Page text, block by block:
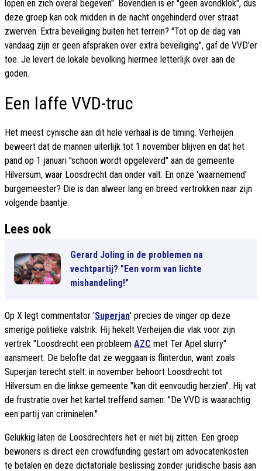
lopen en zich overal begeven". Bovendien is er "geen avondklok", dus
deze groep kan ook midden in de nacht ongehinderd over straat
zwerven. Extra beveiliging buiten het terrein? "Tot op de dag van
vandaag zijn er geen afspraken over extra beveiliging", gaf de VVD'er
toe. Je levert de lokale bevolking hiermee letterlijk over aan de
goden.
Een laffe VVD-truc
Het meest cynische aan dit hele verhaal is de timing. Verheijen
beweert dat de mannen uiterlijk tot 1 november blijven en dat het
pand op 1 januari "schoon wordt opgeleverd" aan de gemeente
Hilversum, waar Loosdrecht dan onder valt. En onze 'waarnemend'
burgemeester? Die is dan alweer lang en breed vertrokken naar zijn
volgende baantje.
Lees ook
Gerard Joling in de problemen na
vechtpartij? "Een vorm van lichte
mishandeling!"
Op X legt commentator 'Superjan' precies de vinger op deze
smerige politieke valstrik. Hij hekelt Verheijen die vlak voor zijn
vertrek "Loosdrecht een probleem AZC met Ter Apel slurry"
aansmeert. De belofte dat ze weggaan is flinterdun, want zoals
Superjan terecht stelt: in november behoort Loosdrecht tot
Hilversum en die linkse gemeente "kan dit eenvoudig herzien". Hij vat
de frustratie over het kartel treffend samen: "De VVD is waarachtig
een partij van criminelen."
Gelukkig laten de Loosdrechters het er niet bij zitten. Een groep
bewoners is direct een crowdfunding gestart om advocatenkosten
te betalen en deze dictatoriale beslissing zonder juridische basis aan